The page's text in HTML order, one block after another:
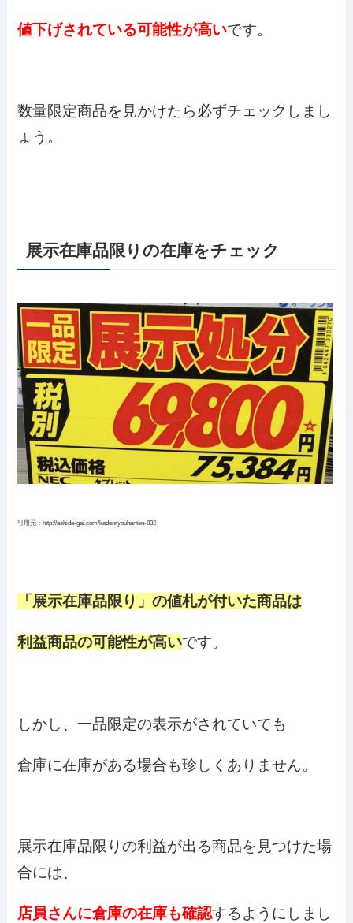
値下げされている可能性が高いです。
数量限定商品を見かけたら必ずチェックしまし
ょう。
展示在庫品限りの在庫をチェック
引用元：http://ashida-gai.com/kadenryouhanten-832
「展示在庫品限り」の値札が付いた商品は
利益商品の可能性が高いです。
しかし、一品限定の表示がされていても
倉庫に在庫がある場合も珍しくありません。
展示在庫品限りの利益が出る商品を見つけた場
合には、
店員さんに倉庫の在庫も確認するようにしまし